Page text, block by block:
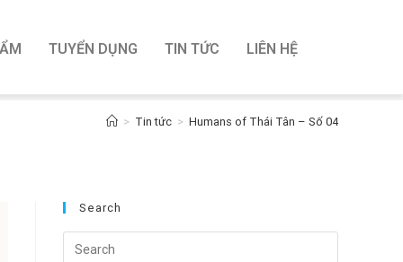
TUYỂN DỤNG TIN TỨC LIÊN HỆ
> Tin tức > Humans of Thái Tân – Số 04
Search